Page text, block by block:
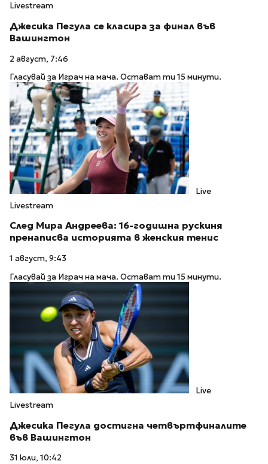
Livestream
Джесика Пегула се класира за финал във
Вашингтон
2 август, 7:46
Гласувай за Играч на мача. Остават ти 15 минути.
Live
Livestream
След Мира Андреева: 16-годишна рускиня
пренаписва историята в женския тенис
1 август, 9:43
Гласувай за Играч на мача. Остават ти 15 минути.
Live
Livestream
Джесика Пегула достигна четвъртфиналите
във Вашингтон
31 юли, 10:42